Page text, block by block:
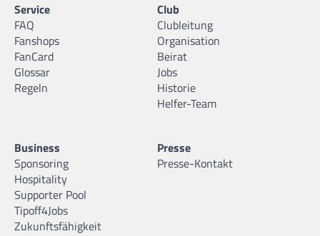
Service
FAQ
Fanshops
FanCard
Glossar
Regeln
Club
Clubleitung
Organisation
Beirat
Jobs
Historie
Helfer-Team
Business
Sponsoring
Hospitality
Supporter Pool
Tipoff4Jobs
Zukunftsfähigkeit
Presse
Presse-Kontakt